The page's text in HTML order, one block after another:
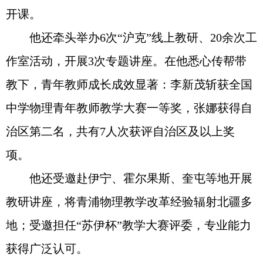
开课。
他还牵头举办6次“沪克”线上教研、20余次工
作室活动，开展3次专题讲座。在他悉心传帮带
教下，青年教师成长成效显著：李新茂斩获全国
中学物理青年教师教学大赛一等奖，张娜获得自
治区第二名，共有7人次获评自治区及以上奖
项。
他还受邀赴伊宁、霍尔果斯、奎屯等地开展
教研讲座，将青浦物理教学改革经验辐射北疆多
地；受邀担任“苏伊杯”教学大赛评委，专业能力
获得广泛认可。